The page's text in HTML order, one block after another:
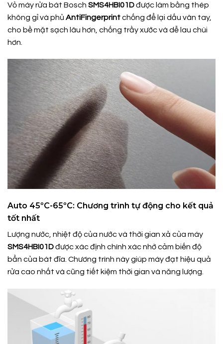
Vỏ máy rửa bát Bosch SMS4HBI01Dđược làm bằng thép
không gỉ và phủ AntiFingerprintchống để lại dấu vân tay,
cho bề mặt sạch lâu hơn, chống trầy xước và dễ lau chùi
hơn.
Auto 45ºC-65ºC: Chương trình tự động cho kết quả
tốt nhất
Lượng nước, nhiệt độ của nước và thời gian xả của máy
SMS4HBI01Dđược xác định chính xác nhờ cảm biến độ
bẩn của bát đĩa. Chương trình này giúp máy đạt hiệu quả
rửa cao nhất và cũng tiết kiệm thời gian và năng lượng.